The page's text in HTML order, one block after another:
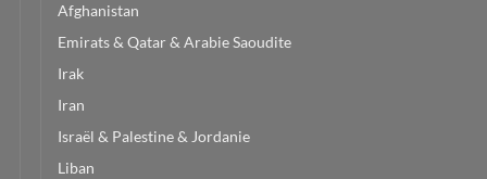
Afghanistan
Emirats & Qatar & Arabie Saoudite
Irak
Iran
Israël & Palestine & Jordanie
Liban